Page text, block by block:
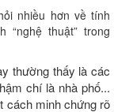
nhiều hơn về tính
thuật” trong
thường thấy là các
chí là nhà phố...
cách minh chứng rõ